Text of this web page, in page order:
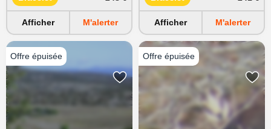
Afficher M'alerter Afficher M'alerter